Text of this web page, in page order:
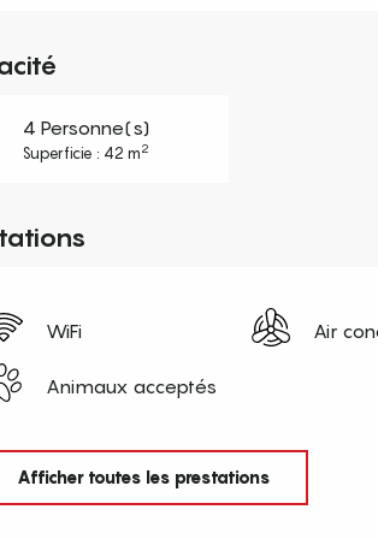
4 Personne(s)
Superficie : 42 m2
WiFi Air
Animaux acceptés
Afficher toutes les prestations